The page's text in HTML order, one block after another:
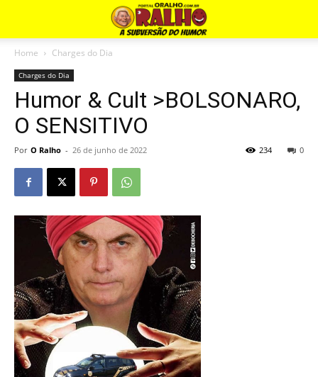
Home Charges do Dia
Charges do Dia
Humor & Cult >BOLSONARO,
O SENSITIVO
Por O Ralho - 26 de junho de 2022 0
234